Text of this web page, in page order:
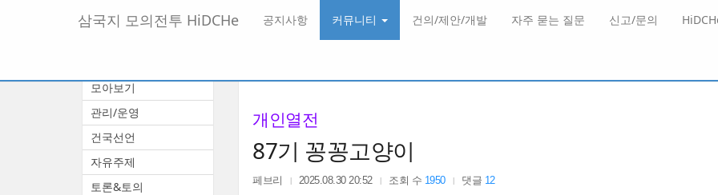
뉴
기
삼국지 모의전투 HiDCHe 공지사항 커뮤니티 건의/제안/개발 자주 묻는 질문 신고/문의
개인열전
87기 꽁꽁고양이
페브리 2025.08.30 20:52 조회 수 1950 댓글 12
모아보기
관리/운영
건국선언
자유주제
토론&토의